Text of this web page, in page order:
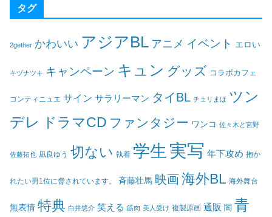
タグ
2gether かわいい アジアBL アニメ イベント エロい
キヅナツキ キャンペーン キュン グッズ コラボカフェ
コンティニュエ サイン サラリーマン タイBL チェリまほ ツン
デレ ドラマCD ファンタジー ワンコ 佐々木と宮野
佐藤拓也 凪良ゆう 切ない 執着 学生 実写 年下攻め 抱か
れたい男1位に脅されています。 斉藤壮馬 映画海外BL 海外舞台
無表情 特典 白井悠介 笑える 筋肉 美人受け 複製原画 通販 闇 青